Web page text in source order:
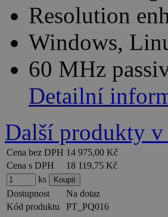
Resolution
Windows,
60 MHz
Detailní
Další produkty
Cena bez DPH 14 975,00 Kč
Cena s DPH
18 119,75 Kč
ks
Dostupnost
Na dotaz
Kód produktu
PT_PQ016